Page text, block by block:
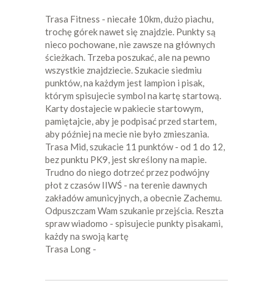
Trasa Fitness - niecałe 10km, dużo piachu,
trochę górek nawet się znajdzie. Punkty są
nieco pochowane, nie zawsze na głównych
ścieżkach. Trzeba poszukać, ale na pewno
wszystkie znajdziecie. Szukacie siedmiu
punktów, na każdym jest lampion i pisak,
którym spisujecie symbol na kartę startową.
Karty dostajecie w pakiecie startowym,
pamiętajcie, aby je podpisać przed startem,
aby później na mecie nie było zmieszania.
Trasa Mid, szukacie 11 punktów - od 1 do 12,
bez punktu PK9, jest skreślony na mapie.
Trudno do niego dotrzeć przez podwójny
płot z czasów IIWŚ - na terenie dawnych
zakładów amunicyjnych, a obecnie Zachemu.
Odpuszczam Wam szukanie przejścia. Reszta
spraw wiadomo - spisujecie punkty pisakami,
każdy na swoją kartę
Trasa Long -